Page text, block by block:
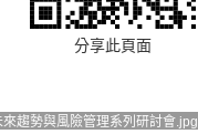
分享此頁面
來趨勢與風險管理系列研討會.jpg